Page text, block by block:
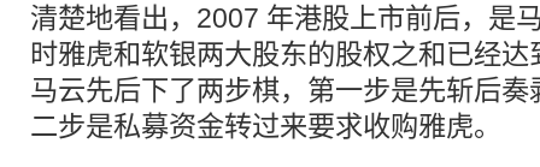
清楚地看出，2007 年港股上市前后，是
时雅虎和软银两大股东的股权之和已经
马云先后下了两步棋，第一步是先斩后
二步是私募资金转过来要求收购雅虎。